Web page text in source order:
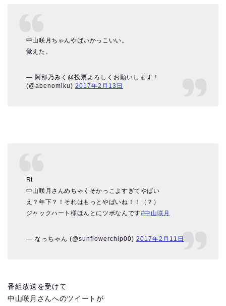
中山咲月ちゃんやばいかっこいい。
覚えた。
— 阿部乃みく@投票よろしくお願いします！
(@abenomiku) 2017年2月13日
Rt
中山咲月さんめちゃくそかっこよすぎてやばい
え？年下？！それはもっとやばいね！！（？）
ジャックハート様ほんとにツボなんです#中山咲月
— なっちゃん (@sunflowerchip00) 2017年2月11日
番組放送を受けて
中山咲月さんへのツイートが